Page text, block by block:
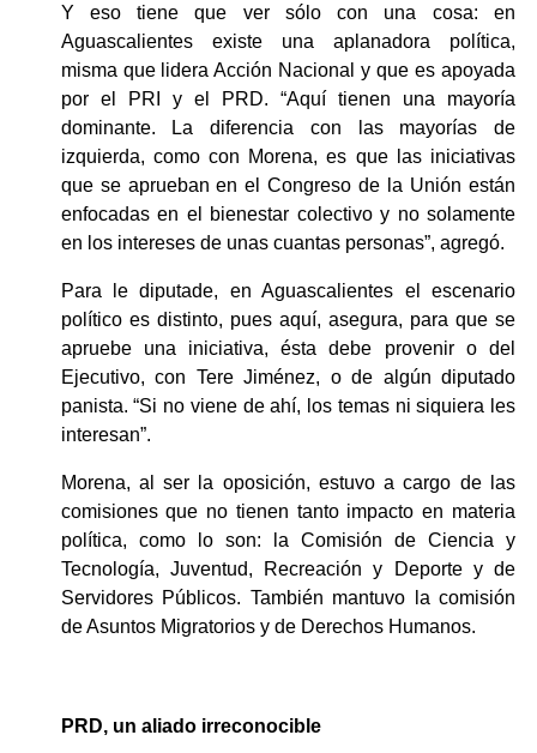
Y eso tiene que ver sólo con una cosa: en
Aguascalientes existe una aplanadora política,
misma que lidera Acción Nacional y que es apoyada
por el PRI y el PRD. “Aquí tienen una mayoría
dominante. La diferencia con las mayorías de
izquierda, como con Morena, es que las iniciativas
que se aprueban en el Congreso de la Unión están
enfocadas en el bienestar colectivo y no solamente
en los intereses de unas cuantas personas”, agregó.
Para le diputade, en Aguascalientes el escenario
político es distinto, pues aquí, asegura, para que se
apruebe una iniciativa, ésta debe provenir o del
Ejecutivo, con Tere Jiménez, o de algún diputado
panista. “Si no viene de ahí, los temas ni siquiera les
interesan”.
Morena, al ser la oposición, estuvo a cargo de las
comisiones que no tienen tanto impacto en materia
política, como lo son: la Comisión de Ciencia y
Tecnología, Juventud, Recreación y Deporte y de
Servidores Públicos. También mantuvo la comisión
de Asuntos Migratorios y de Derechos Humanos.
PRD, un aliado irreconocible